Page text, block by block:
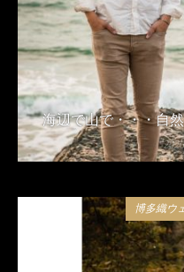
海辺で山で・・・自
博多織ウ